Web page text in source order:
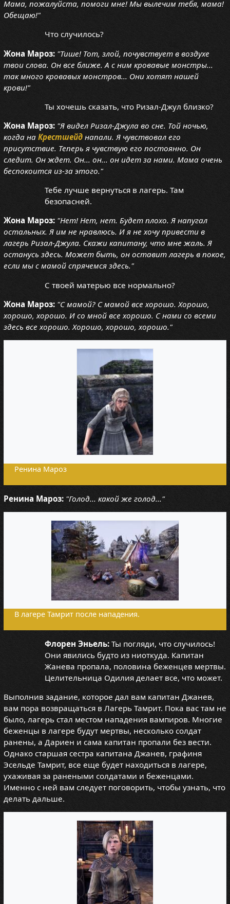
Мама, пожалуйста, помоги мне! Мы вылечим тебя, мама!
Обещаю!"
Что случилось?
Жона Мароз: "Тише! Тот, злой, почувствует в воздухе
твои слова. Он все ближе. А с ним кровавые монстры...
так много кровавых монстров... Они хотят нашей
крови!"
Ты хочешь сказать, что Ризал-Джул близко?
Жона Мароз: "Я видел Ризал-Джула во сне. Той ночью,
когда на Крестшейднапали. Я чувствовал его
присутствие. Теперь я чувствую его постоянно. Он
следит. Он ждет. Он... он... он идет за нами. Мама очень
беспокоится из-за этого."
Тебе лучше вернуться в лагерь. Там
безопасней.
Жона Мароз: "Нет! Нет, нет. Будет плохо. Я напугал
остальных. Я им не нравлюсь. И я не хочу привести в
лагерь Ризал-Джула. Скажи капитану, что мне жаль. Я
останусь здесь. Может быть, он оставит лагерь в покое,
если мы с мамой спрячемся здесь."
С твоей матерью все нормально?
Жона Мароз: "С мамой? С мамой все хорошо. Хорошо,
хорошо, хорошо. И со мной все хорошо. С нами со всеми
здесь все хорошо. Хорошо, хорошо, хорошо."
Ренина Мароз
Ренина Мароз: "Голод... какой же голод..."
В лагере Тамрит после нападения.
Флорен Эньель:Ты погляди, что случилось!
Они явились будто из ниоткуда. Капитан
Жанева пропала, половина беженцев мертвы.
Целительница Одилия делает все, что может.
Выполнив задание, которое дал вам капитан Джанев,
вам пора возвращаться в Лагерь Тамрит. Пока вас там не
было, лагерь стал местом нападения вампиров. Многие
беженцы в лагере будут мертвы, несколько солдат
ранены, а Дариен и сама капитан пропали без вести.
Однако старшая сестра капитана Джанев, графиня
Эсельде Тамрит, все еще будет находиться в лагере,
ухаживая за ранеными солдатами и беженцами.
Именно с ней вам следует поговорить, чтобы узнать, что
делать дальше.